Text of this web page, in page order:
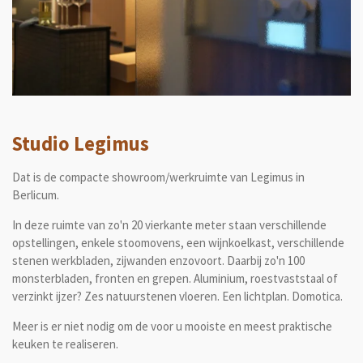
Studio Legimus
Dat is de compacte showroom/werkruimte van Legimus in
Berlicum.
In deze ruimte van zo'n 20 vierkante meter staan verschillende
opstellingen, enkele stoomovens, een wijnkoelkast, verschillende
stenen werkbladen, zijwanden enzovoort. Daarbij zo'n 100
monsterbladen, fronten en grepen. Aluminium, roestvaststaal of
verzinkt ijzer? Zes natuurstenen vloeren. Een lichtplan. Domotica.
Meer is er niet nodig om de voor u mooiste en meest praktische
keuken te realiseren.